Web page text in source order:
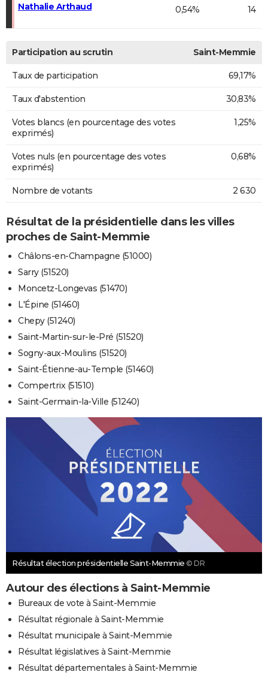
Nathalie Arthaud 0,54% 14
Participation au scrutin Saint-Memmie
Taux de participation 69,17%
Taux d'abstention 30,83%
Votes blancs (en pourcentage des votes
exprimés)
1,25%
Votes nuls (en pourcentage des votes
exprimés)
0,68%
Nombre de votants 2 630
Résultat de la présidentielle dans les villes
proches de Saint-Memmie
Châlons-en-Champagne (51000)
Sarry (51520)
Moncetz-Longevas (51470)
L'Épine (51460)
Chepy (51240)
Saint-Martin-sur-le-Pré (51520)
Sogny-aux-Moulins (51520)
Saint-Étienne-au-Temple (51460)
Compertrix (51510)
Saint-Germain-la-Ville (51240)
Résultat élection présidentielle Saint-Memmie © DR
Autour des élections à Saint-Memmie
Bureaux de vote à Saint-Memmie
Résultat régionale à Saint-Memmie
Résultat municipale à Saint-Memmie
Résultat législatives à Saint-Memmie
Résultat départementales à Saint-Memmie